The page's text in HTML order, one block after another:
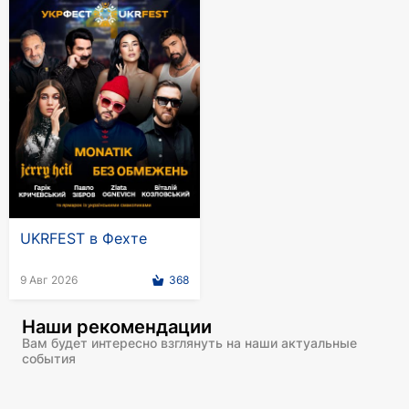
Это шоу на 2 часа перенесет вас в
мистический, иной мир с непревзойденными
звуковыми впечатлениями в Германии Гастроли
Original Enigma Voices с оригинальными
исполнителями Андру Дональдс, Энджелс Икс и
Фокс Лима доступны уже сейчас.
Original Enigma Voices - секрет, который
оживает на сцене!
UKRFEST в Фехте
9 Авг 2026 368
Наши рекомендации
Вам будет интересно взглянуть на наши актуальные
события